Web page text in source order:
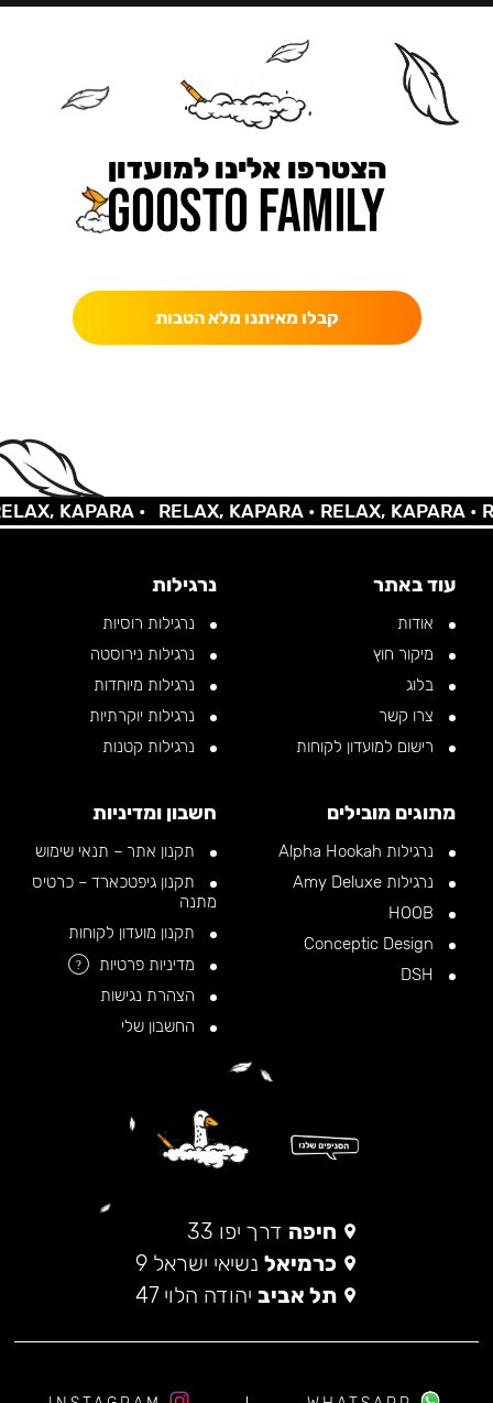
הצטרפו אלינו למועדון
קבלו מאיתנו מלא הטבות
KAPARA • RELAX, KAPARA •RELAX, KAPARA •
עוד באתר
אודות
מיקור חוץ
בלוג
צרו קשר
רישום למועדון לקוחות
נרגילות
נרגילות רוסיות
נרגילות נירוסטה
נרגילות מיוחדות
נרגילות יוקרתיות
נרגילות קטנות
מתוגים מובילים
נרגילות Alpha Hookah
נרגילות Amy Deluxe
חשבון ומדיניות
תקנון אתר – תנאי שימוש
תקנון גיפטכארד – כרטיס
מתנה
תקנון מועדון לקוחות
מדיניות פרטיות
?
הצהרת נגישות
החשבון שלי
חיפה דרך יפו 33
כרמיאל נשיאי ישראל 9
תל אביב יהודה הלוי 47